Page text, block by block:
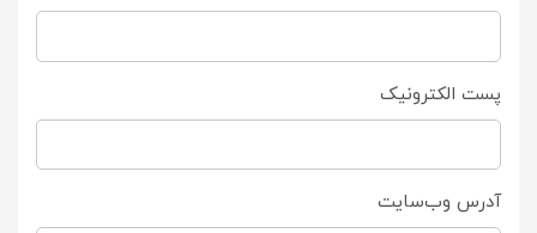
پست الکترونیک
آدرس وب‌سایت